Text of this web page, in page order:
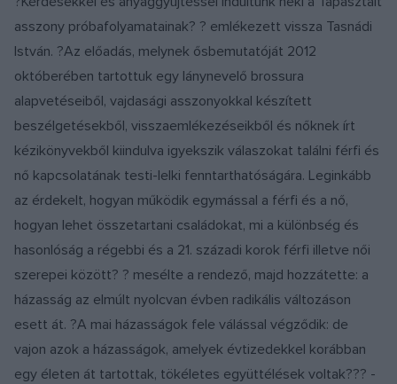
asszony próbafolyamatainak­­­? ? emlékezett vissza Tasnádi
István. ?Az előadás, melynek ősbemutatóját 2012
októberében tartottuk egy lánynevelő brossura
alapvetéseiből, vajdasági asszonyokkal készített
beszélgetésekből, visszaemlékezéseikből és nőknek írt
kézikönyvekből kiindulva igyekszik válaszokat találni férfi és
nő kapcsolatának testi-lelki fenntarthatóságára. Leginkább
az érdekelt, hogyan működik egymással a férfi és a nő,
hogyan lehet összetartani családokat, mi a különbség és
hasonlóság a régebbi és a 21. századi korok férfi illetve női
szerepei között? ? mesélte a rendező, majd hozzátette: a
házasság az elmúlt nyolcvan évben radikális változáson
esett át. ?A mai házasságok fele válással végződik: de
vajon azok a házasságok, amelyek évtizedekkel korábban
egy életen át tartottak, tökéletes együttélések voltak??? ­